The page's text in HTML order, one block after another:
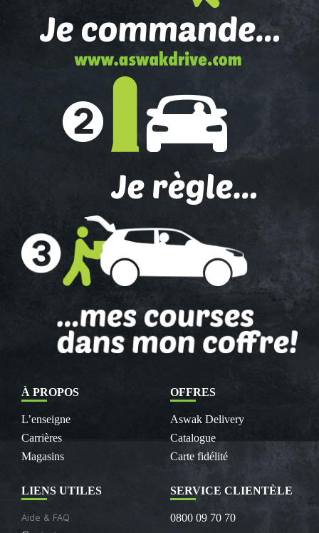
À PROPOS
L’enseigne
Carrières
Magasins
OFFRES
Aswak Delivery
Catalogue
Carte fidélité
LIENS UTILES
Aide & FAQ
SERVICE CLIENTÈLE
0800 09 70 70